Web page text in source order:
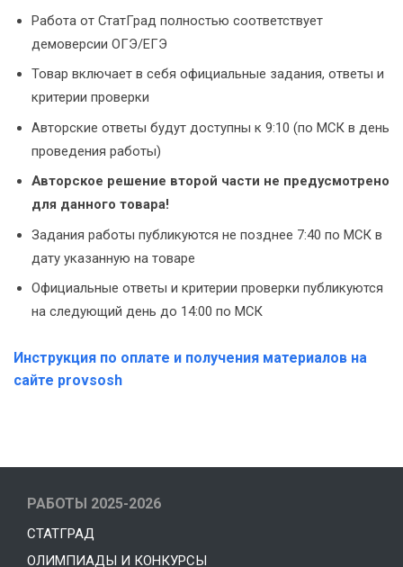
Работа от СтатГрад полностью соответствует
демоверсии ОГЭ/ЕГЭ
Товар включает в себя официальные задания, ответы и
критерии проверки
Авторские ответы будут доступны к 9:10 (по МСК в день
проведения работы)
Авторское решение второй части не предусмотрено
для данного товара!
Задания работы публикуются не позднее 7:40 по МСК в
дату указанную на товаре
Официальные ответы и критерии проверки публикуются
на следующий день до 14:00 по МСК
Инструкция по оплате и получения материалов на
сайте provsosh
РАБОТЫ 2025-2026
СТАТГРАД
ОЛИМПИАДЫ И КОНКУРСЫ